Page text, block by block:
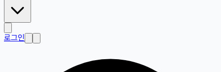
로그인